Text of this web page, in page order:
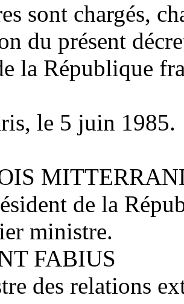
sont chargés,
du présent
la République
le 5 juin 1985.
de la
ministre.
FABIUS
des relations